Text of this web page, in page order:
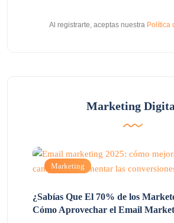
Al registrarte, aceptas nuestra Política
Marketing
Marketing
¿Sabías Que El 70% de los
Cómo Aprovechar el Email